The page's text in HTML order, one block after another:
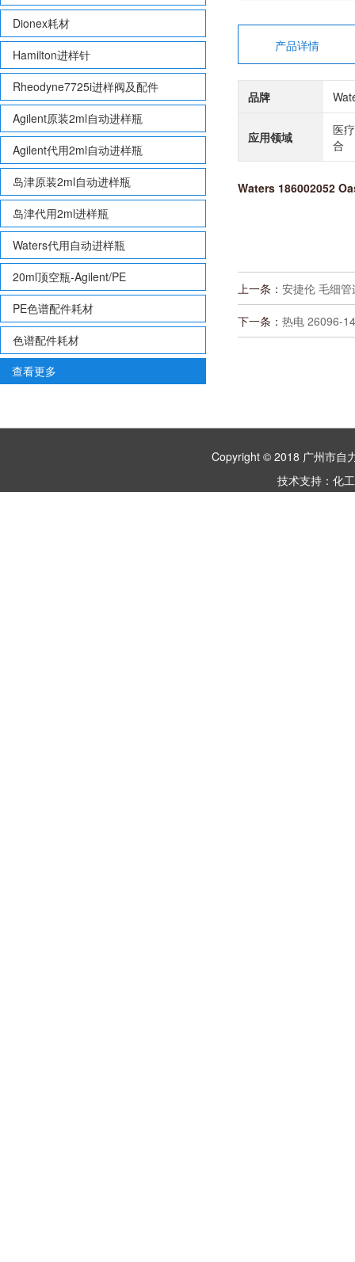
Dionex耗材
Hamilton进样针
Rheodyne7725i进样阀及配件
Agilent原装2ml自动进样瓶
Agilent代用2ml自动进样瓶
岛津原装2ml自动进样瓶
岛津代用2ml进样瓶
Waters代用自动进样瓶
20ml顶空瓶-Agilent/PE
PE色谱配件耗材
色谱配件耗材
查看更多
产品详情
品牌
应用领域
医
合
Waters 186002052
上一条： 安捷伦 毛细
下一条： 热电 26096-
Copyright © 2018 广州市
技术支持： 化